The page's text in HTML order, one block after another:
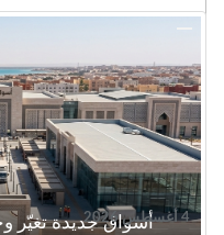
أسواق جديدة تغيّر
4 أغسطس 2026